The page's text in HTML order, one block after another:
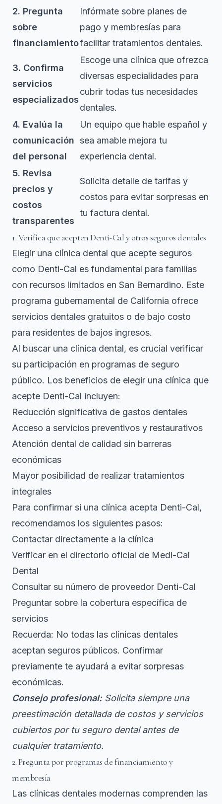
2. Pregunta
sobre
financiamiento
Infórmate sobre planes de
pago y membresías para
facilitar tratamientos dentales.
3. Confirma
servicios
especializados
Escoge una clínica que ofrezca
diversas especialidades para
cubrir todas tus necesidades
dentales.
4. Evalúa la
comunicación
del personal
Un equipo que hable español y
sea amable mejora tu
experiencia dental.
5. Revisa
precios y
costos
transparentes
Solicita detalle de tarifas y
costos para evitar sorpresas en
tu factura dental.
1. Verifica que acepten Denti-Cal y otros seguros dentales
Elegir una clínica dental que acepte seguros
como Denti-Cal es fundamental para familias
con recursos limitados en San Bernardino. Este
programa gubernamental de California ofrece
servicios dentales gratuitos o de bajo costo
para residentes de bajos ingresos.
Al buscar una clínica dental, es crucial verificar
su participación en programas de seguro
público. Los beneficios de elegir una clínica que
acepte Denti-Cal incluyen:
Reducción significativa de gastos dentales
Acceso a servicios preventivos y restaurativos
Atención dental de calidad sin barreras
económicas
Mayor posibilidad de realizar tratamientos
integrales
Para confirmar si una clínica acepta Denti-Cal,
recomendamos los siguientes pasos:
Contactar directamente a la clínica
Verificar en el directorio oficial de Medi-Cal
Dental
Consultar su número de proveedor Denti-Cal
Preguntar sobre la cobertura específica de
servicios
Recuerda: No todas las clínicas dentales
aceptan seguros públicos. Confirmar
previamente te ayudará a evitar sorpresas
económicas.
Consejo profesional: Solicita siempre una
preestimación detallada de costos y servicios
cubiertos por tu seguro dental antes de
cualquier tratamiento.
2. Pregunta por programas de financiamiento y
membresía
Las clínicas dentales modernas comprenden las